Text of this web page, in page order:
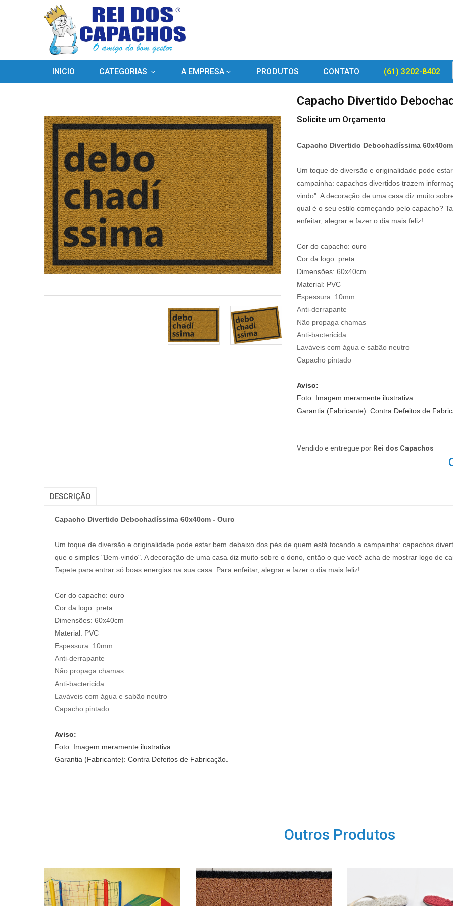
INICIO CATEGORIAS A EMPRESA PRODUTOS CONTATO (61) 3202-8402
Capacho Divertido
Solicite um Orçamento
Capacho Divertido Debochadíssima
Um toque de diversão e originalidade pode
campainha: capachos divertidos trazem
vindo". A decoração de uma casa diz muito
qual é o seu estilo começando pelo capacho?
enfeitar, alegrar e fazer o dia mais feliz!
Cor do capacho: ouro
Cor da logo: preta
Dimensões: 60x40cm
Material: PVC
Espessura: 10mm
Anti-derrapante
Não propaga chamas
Anti-bactericida
Laváveis com água e sabão neutro
Capacho pintado
Aviso:
Foto: Imagem meramente ilustrativa
Garantia (Fabricante): Contra Defeitos de
Vendido e entregue por Rei dos Capachos
DESCRIÇÃO
Capacho Divertido Debochadíssima 60x40cm - Ouro
Um toque de diversão e originalidade pode estar bem debaixo dos pés de quem está tocando a campainha: capachos
que o simples "Bem-vindo". A decoração de uma casa diz muito sobre o dono, então o que você acha de mostrar logo de
Tapete para entrar só boas energias na sua casa. Para enfeitar, alegrar e fazer o dia mais feliz!
Cor do capacho: ouro
Cor da logo: preta
Dimensões: 60x40cm
Material: PVC
Espessura: 10mm
Anti-derrapante
Não propaga chamas
Anti-bactericida
Laváveis com água e sabão neutro
Capacho pintado
Aviso:
Foto: Imagem meramente ilustrativa
Garantia (Fabricante): Contra Defeitos de Fabricação.
Outros Produtos